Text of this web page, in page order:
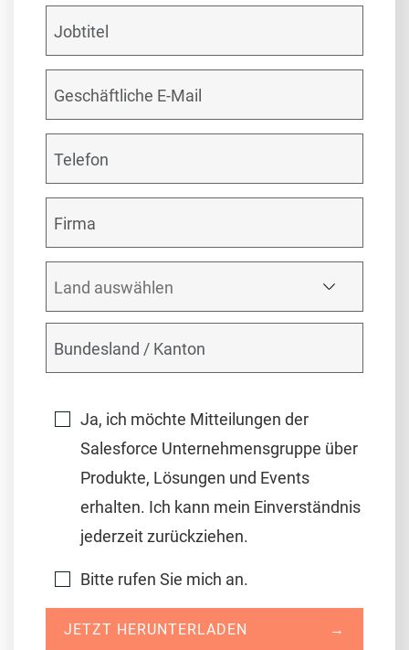
Ja, ich möchte Mitteilungen der
Salesforce Unternehmensgruppe über
Produkte, Lösungen und Events
erhalten. Ich kann mein Einverständnis
jederzeit zurückziehen.
Bitte rufen Sie mich an.
JETZT HERUNTERLADEN →